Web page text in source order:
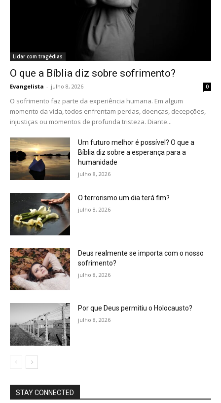
Lidar com tragédias
O que a Bíblia diz sobre sofrimento?
Evangelista - julho 8, 2026 0
O sofrimento faz parte da experiência humana. Em algum
momento da vida, todos enfrentam perdas, doenças, decepções,
injustiças ou momentos de profunda tristeza. Diante...
Um futuro melhor é possível? O que a
Bíblia diz sobre a esperança para a
humanidade
julho 8, 2026
O terrorismo um dia terá fim?
julho 8, 2026
Deus realmente se importa com o nosso
sofrimento?
julho 8, 2026
Por que Deus permitiu o Holocausto?
julho 8, 2026
STAY CONNECTED